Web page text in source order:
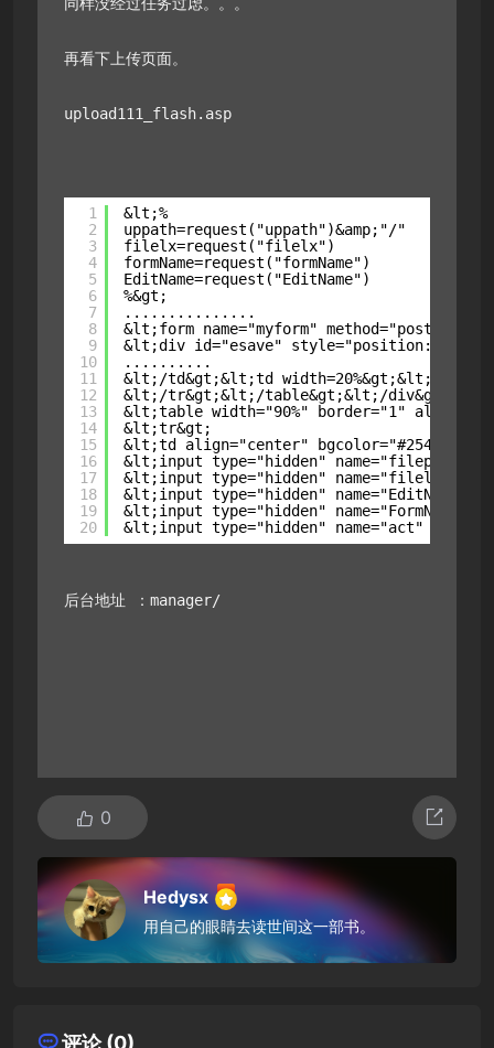
再看下上传页面。
upload111_flash.asp
1
2
3
4
5
6
7
8
9
10
11
12
13
14
15
16
17
18
19
20
&lt;%
uppath=request("uppath")&amp;"/"
filelx=request("filelx")                '文
formName=request("formName")            '回
EditName=request("EditName")            '回
%&gt;
...............
&lt;form name="myform" method="post"
&lt;div id="esave"
..........
&lt;/td&gt;&lt;td width=20%&gt;&lt;/td&gt;
&lt;/tr&gt;&lt;/table&gt;&lt;/div&gt;
&lt;table width="90%" border="1"
&lt;tr&gt;
&lt;td align="center"
&lt;input type="hidden" name="filepath"
&lt;input type="hidden" name="filelx"
&lt;input type="hidden" name="EditName"
&lt;input type="hidden" name="FormName"
&lt;input type="hidden" name="act"
后台地址 ：manager/
0
Hedysx
用自己的眼睛去读世间这一部书。
评论 (0)